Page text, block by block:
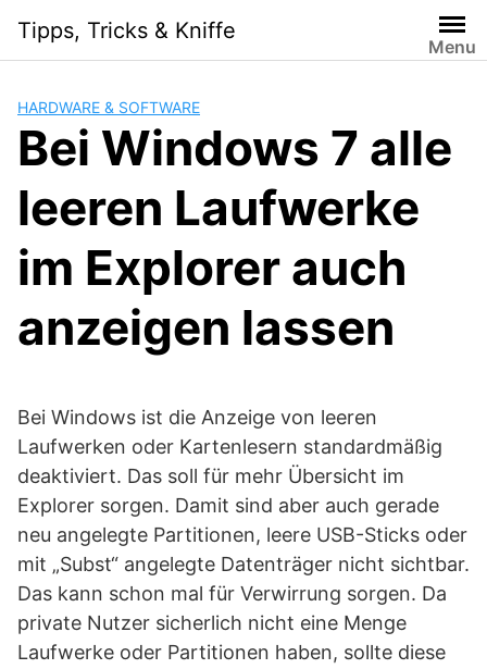
content
Tipps, Tricks & Kniffe
Menu
HARDWARE & SOFTWARE
Bei Windows 7 alle
leeren Laufwerke
im Explorer auch
anzeigen lassen
Bei Windows ist die Anzeige von leeren
Laufwerken oder Kartenlesern standardmäßig
deaktiviert. Das soll für mehr Übersicht im
Explorer sorgen. Damit sind aber auch gerade
neu angelegte Partitionen, leere USB-Sticks oder
mit „Subst“ angelegte Datenträger nicht sichtbar.
Das kann schon mal für Verwirrung sorgen. Da
private Nutzer sicherlich nicht eine Menge
Laufwerke oder Partitionen haben, sollte diese